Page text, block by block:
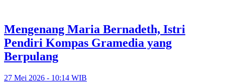
Mengenang Maria Bernadeth, Istri
Pendiri Kompas Gramedia yang
Berpulang
27 Mei 2026 - 10:14 WIB